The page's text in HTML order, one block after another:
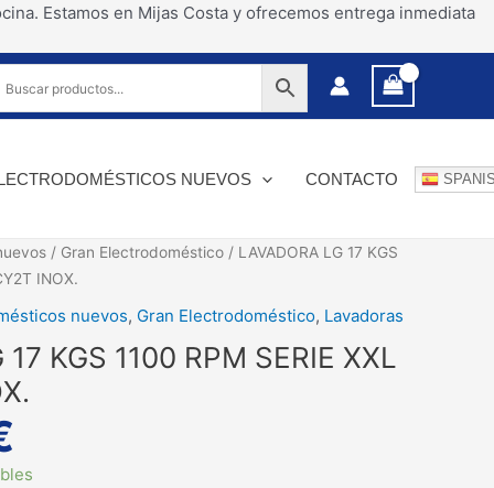
Estamos en Mijas Costa y ofrecemos entrega inmediata
NUEVOS CONTACTO
/ Gran Electrodoméstico / LAVADORA LG 17 KGS
INOX.
nuevos, Gran Electrodoméstico, Lavadoras
KGS 1100 RPM SERIE XXL